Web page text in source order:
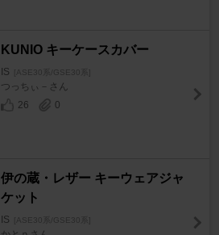
KUNIO キーケースカバー
IS [ASE30系/GSE30系]
つっちぃ－さん
26
0
伊の蔵・レザー キーウェアジャ
ケット
IS [ASE30系/GSE30系]